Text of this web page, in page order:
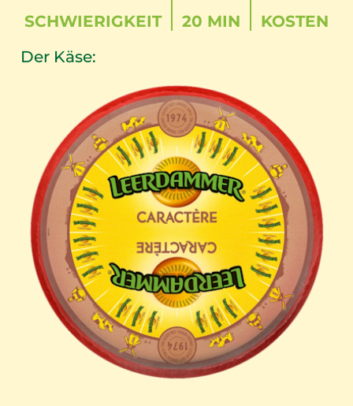
SCHWIERIGKEIT 20 MIN
KOSTEN
Der Käse: